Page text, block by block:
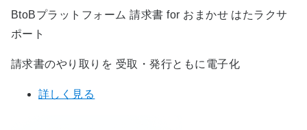
BtoBプラットフォーム 請求書 for おまかせ はたラクサ
ポート
請求書のやり取りを 受取・発行ともに電子化
詳しく見る